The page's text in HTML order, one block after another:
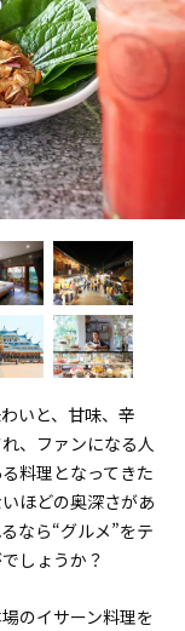
いと、甘味、辛
、ファンになる人
料理となってきた
ほどの奥深さがあ
なら“グルメ”をテ
しょうか？
のイサーン料理を